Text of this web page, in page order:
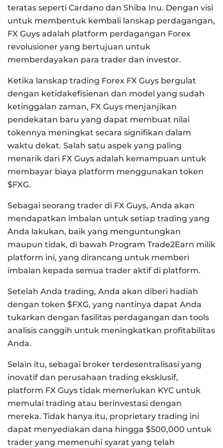
teratas seperti Cardano dan Shiba Inu. Dengan visi
untuk membentuk kembali lanskap perdagangan,
FX Guys adalah platform perdagangan Forex
revolusioner yang bertujuan untuk
memberdayakan para trader dan investor.
Ketika lanskap trading Forex FX Guys bergulat
dengan ketidakefisienan dan model yang sudah
ketinggalan zaman, FX Guys menjanjikan
pendekatan baru yang dapat membuat nilai
tokennya meningkat secara signifikan dalam
waktu dekat. Salah satu aspek yang paling
menarik dari FX Guys adalah kemampuan untuk
membayar biaya platform menggunakan token
$FXG.
Sebagai seorang trader di FX Guys, Anda akan
mendapatkan imbalan untuk setiap trading yang
Anda lakukan, baik yang menguntungkan
maupun tidak, di bawah Program Trade2Earn milik
platform ini, yang dirancang untuk memberi
imbalan kepada semua trader aktif di platform.
Setelah Anda trading, Anda akan diberi hadiah
dengan token $FXG, yang nantinya dapat Anda
tukarkan dengan fasilitas perdagangan dan tools
analisis canggih untuk meningkatkan profitabilitas
Anda.
Selain itu, sebagai broker terdesentralisasi yang
inovatif dan perusahaan trading eksklusif,
platform FX Guys tidak memerlukan KYC untuk
memulai trading atau berinvestasi dengan
mereka. Tidak hanya itu, proprietary trading ini
dapat menyediakan dana hingga $500,000 untuk
trader yang memenuhi syarat yang telah